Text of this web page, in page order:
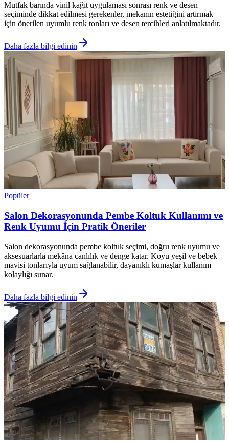
Mutfak barında vinil kağıt uygulaması sonrası renk ve desen
seçiminde dikkat edilmesi gerekenler, mekanın estetiğini artırmak
için önerilen uyumlu renk tonları ve desen tercihleri anlatılmaktadır.
Daha fazla bilgi edinin
Popüler
Salon Dekorasyonunda Pembe Koltuk Kullanımı ve
Renk Uyumu İçin Pratik Öneriler
Salon dekorasyonunda pembe koltuk seçimi, doğru renk uyumu ve
aksesuarlarla mekâna canlılık ve denge katar. Koyu yeşil ve bebek
mavisi tonlarıyla uyum sağlanabilir, dayanıklı kumaşlar kullanım
kolaylığı sunar.
Daha fazla bilgi edinin